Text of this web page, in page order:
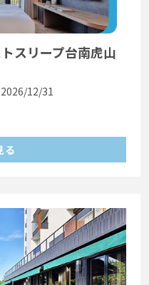
スリープ台南虎山
12/31
る